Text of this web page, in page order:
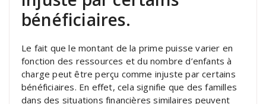
bénéficiaires.
Le fait que le montant de la prime puisse varier en
fonction des ressources et du nombre d’enfants à
charge peut être perçu comme injuste par certains
bénéficiaires. En effet, cela signifie que des familles
dans des situations financières similaires peuvent